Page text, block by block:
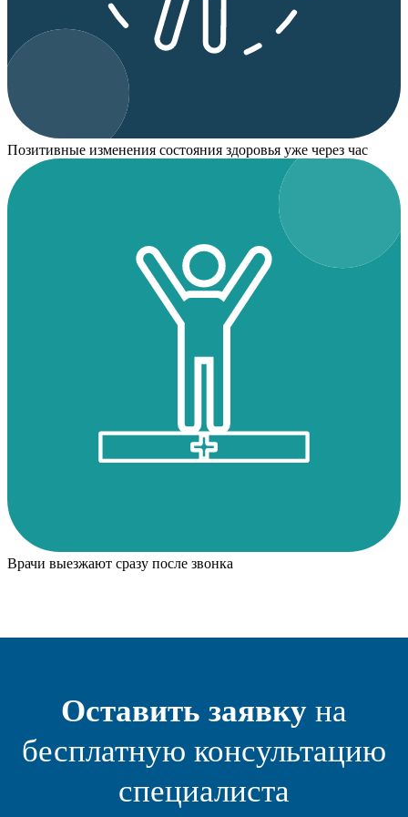
Позитивные изменения состояния здоровья уже через час
Врачи выезжают сразу после звонка
Оставить заявку на
бесплатную консультацию
специалиста